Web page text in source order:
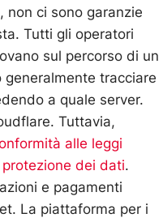
non ci sono garanzie
Tutti gli operatori
sul percorso di un
tracciare
a quale server.
Tuttavia,
alle leggi
dei dati.
e pagamenti
La piattaforma per i